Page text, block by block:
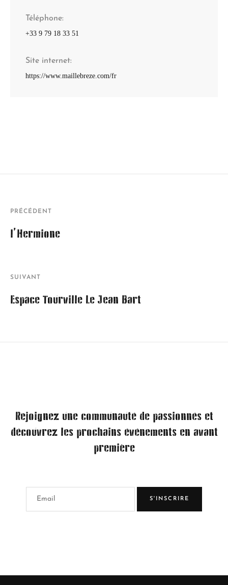
Téléphone
+33 9 79 18 33 51
Site internet
https://www.maillebreze.com/fr
PRÉCÉDENT
l’Hermione
SUIVANT
Espace Tourville Le Jean Bart
Rejoignez une communauté de passionnés et
découvrez les prochains événements en avant
première
S'INSCRIRE